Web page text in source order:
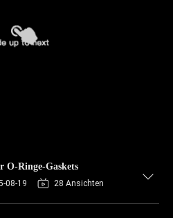
Ringe-Gaskets
08-19 28 Ansichten